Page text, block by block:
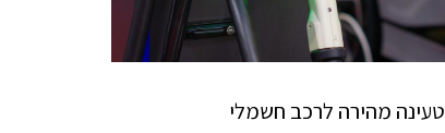
טעינה מהירה לרכב חשמלי